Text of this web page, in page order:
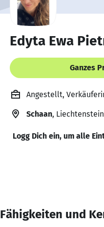
Edyta Ewa
Ganzes
Angestellt,
Schaan, Liechtenstein
Logg Dich ein, um alle
Fähigkeiten und